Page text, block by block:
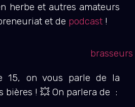
herbe et autres amateurs
et de podcast !
15, on vous parle de la
bières ! 💥 On parlera de :